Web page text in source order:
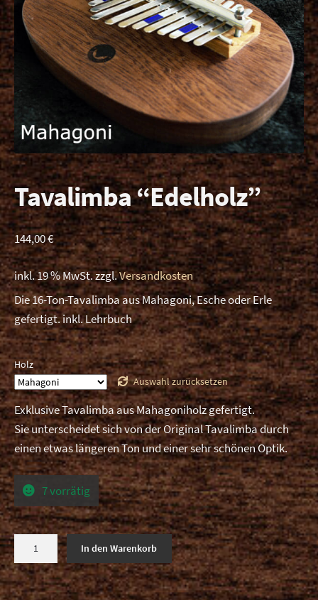
Videos
Shop
Rezensionen
Tavalimba “Edelholz”
144,00€
inkl. 19 % MwSt.zzgl.Versandkosten
Die 16-Ton-Tavalimba aus Mahagoni, Esche oder Erle
gefertigt. inkl. Lehrbuch
Holz
Auswahl zurücksetzen
Exklusive Tavalimba aus Mahagoniholz gefertigt.
Sie unterscheidet sich von der Original Tavalimba durch
einen etwas längeren Ton und einer sehr schönen Optik.
7 vorrätig
Tavalimba
"Edelholz"
Menge
In den Warenkorb